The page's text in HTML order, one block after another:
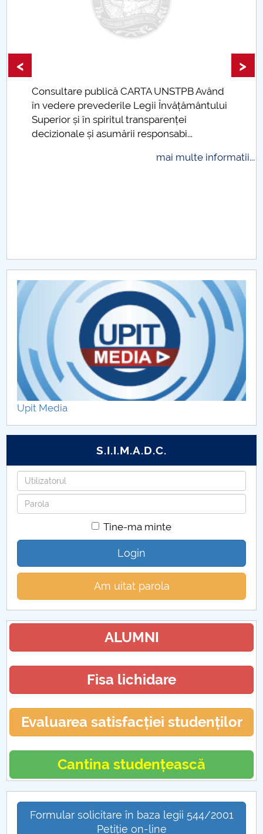
Centrul de Consiliere și Orientare în Carieră
CAR2026
MENIU CANTINA
Perioada determinată
Consultare publică CARTA UNSTPB Având
în vedere prevederile Legii Învățământului
Superior și în spiritul transparenței
decizionale și asumării responsabi...
mai multe informatii...
< >
Upit Media
S.I.I.M.A.D.C.
Utilizatorul
Parola
Tine-ma minte
Login
Am uitat parola
ALUMNI
Fisa lichidare
Evaluarea satisfacției studenților
Cantina studențească
Formular solicitare în baza legii 544/2001
Petiție on-line